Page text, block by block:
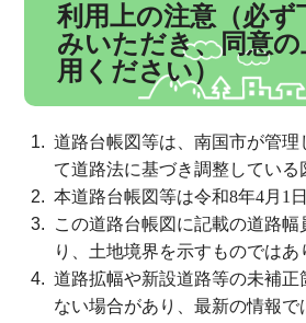
利用上の注意（必ず
みいただき、同意の
用ください）
道路台帳図等は、南国市が管理
て道路法に基づき調整している
本道路台帳図等は令和8年4月 1
この道路台帳図に記載の道路幅
り、土地境界を示すものではあ
道路拡幅や新設道路等の未補正
ない場合があり、最新の情報で